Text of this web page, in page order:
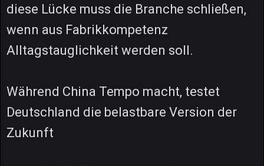
diese Lücke muss die Branche schließen,
wenn aus Fabrikkompetenz
Alltagstauglichkeit werden soll.
Während China Tempo macht, testet
Deutschland die belastbare Version der
Zukunft